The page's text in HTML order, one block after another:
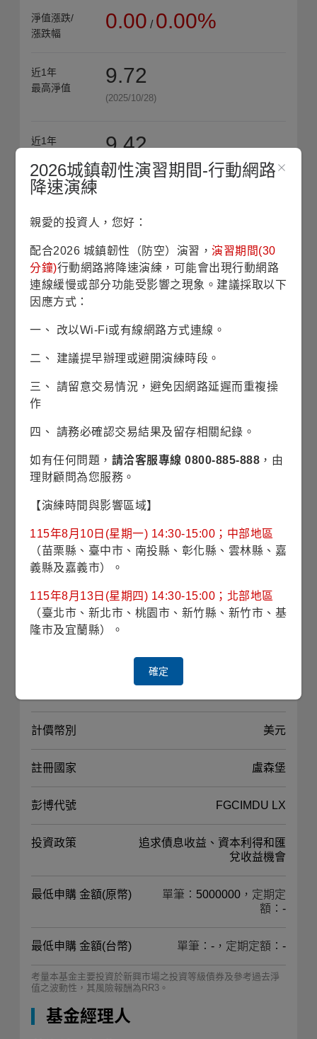
淨值漲跌/
漲跌幅
0.00 / 0.00%
近1年
最高淨值
9.72
(2025/10/28)
近1年
9.42
基本資料
股份/級別發行日
基金規模
2億3仟4佰萬美元
風險等級 RR3(穩健型)
波動風險
對應指數
FTSE MENA Broad Bond GCC
Issuers Index
最高手續費
經理費 0.550%
波斯灣沿岸合作理事成員國為
計價幣別 美元
註冊國家 盧森堡
彭博代號 FGCIMDU LX
投資政策
追求債息收益、資本利得和匯
兌收益機會
最低申購 金額(原幣)
單筆：5000000，定期定
額：-
最低申購 金額(台幣) 單筆：-，定期定額：-
考量本基金主要投資於新興市場之投資等級債券及參考過去淨
值之波動性，其風險報酬為RR3。
基金經理人
2026城鎮韌性演習期間-行動網路
降速演練
親愛的投資人，您好：
配合2026 城鎮韌性（防空）演習，演習期間(30
分鐘)行動網路將降速演練，可能會出現行動網路
連線緩慢或部分功能受影響之現象。建議採取以下
因應方式：
一、 改以Wi-Fi或有線網路方式連線。
二、 建議提早辦理或避開演練時段。
三、 請留意交易情況，避免因網路延遲而重複操
作
四、 請務必確認交易結果及留存相關紀錄。
如有任何問題， 請洽客服專線 0800-885-888 ，由
理財顧問為您服務。
【演練時間與影響區域】
115年8月10日(星期一) 14:30-15:00；中部地區
（苗栗縣、臺中市、南投縣、彰化縣、雲林縣、嘉
義縣及嘉義市）。
115年8月13日(星期四) 14:30-15:00；北部地區
（臺北市、新北市、桃園市、新竹縣、新竹市、基
隆市及宜蘭縣）。
確定